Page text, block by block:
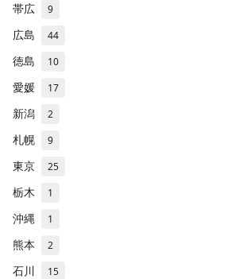
帯広 9
広島 44
徳島 10
愛媛 17
新潟 2
札幌 9
東京 25
栃木 1
沖縄 1
熊本 2
石川 15